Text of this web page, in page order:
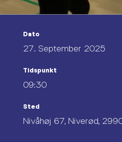
Dato
27. September 2025
Tidspunkt
09:30
Sted
Nivåhøj 67, Niverød,